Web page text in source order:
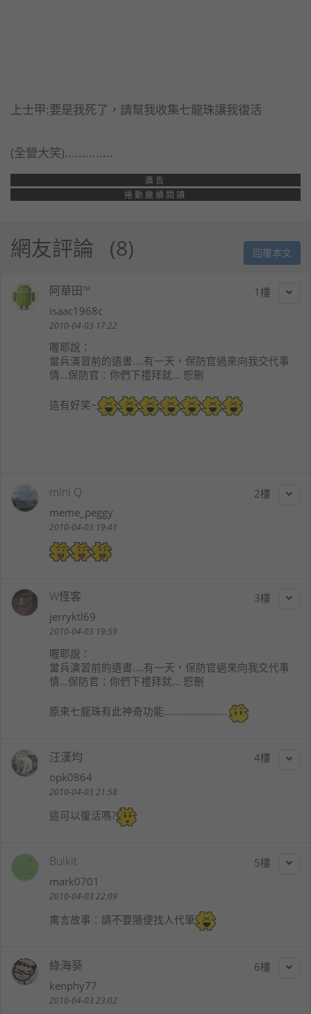
上士甲:要是我死了，請幫我收集七龍珠讓我復活
(全營大笑)..............
廣告
捲動繼續閱讀
網友評論 8 回覆本文
1
阿華田™
isaac1968c
2010-04-03 17:22
喔耶說：
當兵演習前的遺書....有一天，保防官過來向我交代事
情...保防官：你們下禮拜就... 恕刪
這有好笑~
2
mini Q
meme_peggy
2010-04-03 19:41
3
W怪客
jerryktl69
2010-04-03 19:59
喔耶說：
當兵演習前的遺書....有一天，保防官過來向我交代事
情...保防官：你們下禮拜就... 恕刪
原來七龍珠有此神奇功能.......................
4
汪漢均
opk0864
2010-04-03 21:58
這可以復活嗎?
5
Buikit
mark0701
2010-04-03 22:09
寓言故事：請不要隨便找人代筆
6
綠海葵
kenphy77
2010-04-03 23:02